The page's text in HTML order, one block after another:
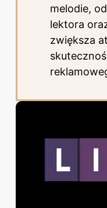
melodie,
lektora
zwiększa